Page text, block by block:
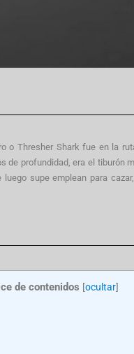
o Thresher Shark fue en la
de profundidad, era el tiburón
luego supe emplean para
de contenidos [ocultar]